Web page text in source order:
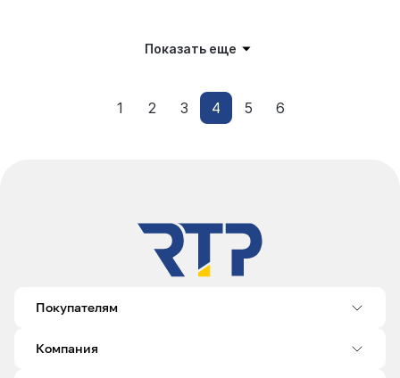
Показать еще
1 2 3 4 5 6
Покупателям
Компания